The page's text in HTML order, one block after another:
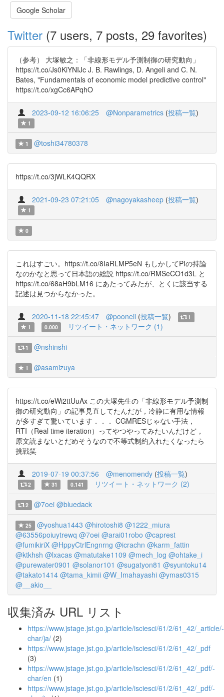
Google Scholar
Twitter (7 users, 7 posts, 29 favorites)
（参考） 大塚敏之：「非線形モデル予測制御の研究動向」
https://t.co/Js0KiYNIJc J. B. Rawlings, D. Angeli and C. N.
Bates, "Fundamentals of economic model predictive control"
https://t.co/xgCc6APqhO
2023-09-12 16:06:25 @Nonparametrics (投稿一覧)
1
1 @toshi34780378
https://t.co/3jWLK4QQRX
2021-09-23 07:21:05 @nagoyakasheep (投稿一覧)
1
0
これはすごい。https://t.co/8IaRLMP5eN もしかしてPIの持論
なのかなと思って日本語の総説 https://t.co/RMSeCO1d3L と
https://t.co/68aH9bLM16 にあたってみたが、とくに該当する
記述は見つからなかった。
2020-11-18 22:45:47 @pooneil (投稿一覧)
1
1
0.000 リツイート・ネットワーク (1)
1 @nshinshi_
1 @asamizuya
https://t.co/eWi2ttUuAx この大塚先生の「非線形モデル予測制
御の研究動向」の記事見直してたんだが，冷静に有用な情報
が多すぎて驚いています．．． CGMRESじゃない手法，
RTI（Real time iteration）ってやつやってみたいんだけど，
原文読まないとだめそうなので不等式制約入れたくなったら
挑戦笑
2019-07-19 00:37:56 @menomendy (投稿一覧)
2 31 0.141 リツイート・ネットワーク (2)
2 @7oei @bluedack
25 @yoshua1443 @hirotoshi8 @1222_miura
@63556poiuytrewq @7oei @arai01robo @caprest
@fumikiriX @HppyCtrlEngnrng @icrachn @karm_fattin
@ktkhsh @lxacas @matutake1109 @mech_log @ohtake_i
@purewater0901 @solanor101 @sugatyon81 @syuntoku14
@takato1414 @tama_kimii @W_Imahayashi @ymas0315
@__akio__
収集済み URL リスト
https://www.jstage.jst.go.jp/article/isciesci/61/2/61_42/_article/-
char/ja/ (2)
https://www.jstage.jst.go.jp/article/isciesci/61/2/61_42/_pdf
(3)
https://www.jstage.jst.go.jp/article/isciesci/61/2/61_42/_pdf/-
char/en (1)
https://www.jstage.jst.go.jp/article/isciesci/61/2/61_42/_pdf/-